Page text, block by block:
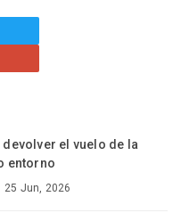
el vuelo de la
entorno
25 Jun, 2026